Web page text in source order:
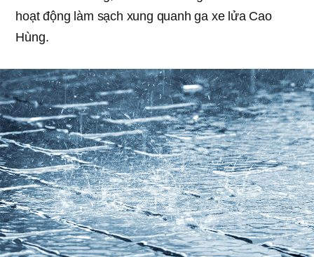
hoạt động làm sạch xung quanh ga xe lửa Cao
Hùng.